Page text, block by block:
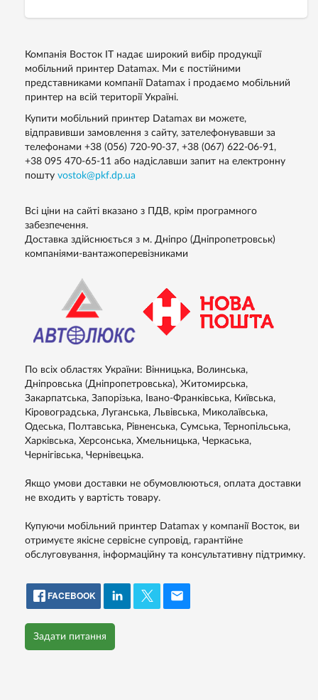
Компанія Восток IT надає широкий вибір продукції
мобільний принтер Datamax. Ми є постійними
представниками компанії Datamax і продаємо мобільний
принтер на всій території Україні.
Купити мобільний принтер Datamax ви можете,
відправивши замовлення з сайту, зателефонувавши за
телефонами +38 (056) 720-90-37, +38 (067) 622-06-91,
+38 095 470-65-11 або надіславши запит на електронну
пошту vostok@pkf.dp.ua
Всі ціни на сайті вказано з ПДВ, крім програмного
забезпечення.
Доставка здійснюється з м. Дніпро (Дніпропетровськ)
компаніями-вантажоперевізниками
По всіх областях України: Вінницька, Волинська,
Дніпровська (Дніпропетровська), Житомирська,
Закарпатська, Запорізька, Івано-Франківська, Київська,
Кіровоградська, Луганська, Львівська, Миколаївська,
Одеська, Полтавська, Рівненська, Сумська, Тернопільська,
Харківська, Херсонська, Хмельницька, Черкаська,
Чернігівська, Чернівецька.
Якщо умови доставки не обумовлюються, оплата доставки
не входить у вартість товару.
Купуючи мобільний принтер Datamax у компанії Восток, ви
отримуєте якісне сервісне супровід, гарантійне
обслуговування, інформаційну та консультативну підтримку.
FACEBOOK
Задати питання